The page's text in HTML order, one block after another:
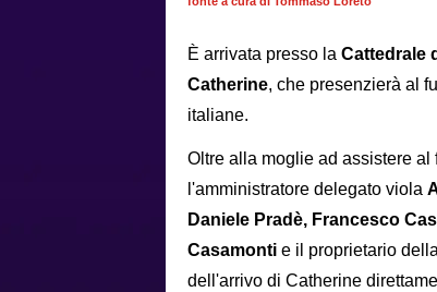
È arrivata presso la Cattedrale
Catherine, che presenzierà al
italiane.
Oltre alla moglie ad assistere
l'amministratore delegato viola
Daniele Pradè, Francesco
Casamonti e il proprietario
dell'arrivo di Catherine